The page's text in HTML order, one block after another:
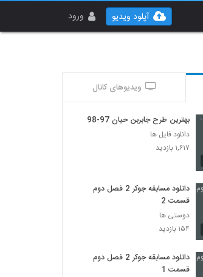
ورود آپلود ویدیو
ویدیوهای کانال
بهترین طرح جابربن حیان 97-98
دانلود فایل ها
۱,۶۱۷ بازدید
دانلود مسابقه جوکر 2 فصل دوم
قسمت 2
دوستی ها
۱۵۴ بازدید
دانلود مسابقه جوکر 2 فصل دوم
قسمت 1